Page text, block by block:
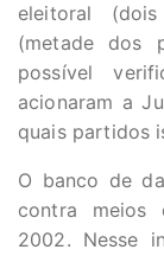
eleitoral
(metade dos
possível
acionaram a
quais partidos
O banco de
contra meios
2002. Nesse